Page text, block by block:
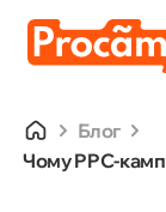
Блог